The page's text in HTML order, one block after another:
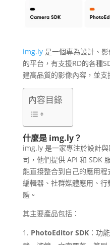
img.ly是一個專為設計、
的平台，有支援RD的各種
建高品質的影像內容，並
內容目錄
什麼是 img.ly？
img.ly 是一家專注於設計
司，他們提供 API 和 SDK
能直接整合到自己的應用
編輯器、社群媒體應用、
體。
其主要產品包括：
PhotoEditor SDK：功